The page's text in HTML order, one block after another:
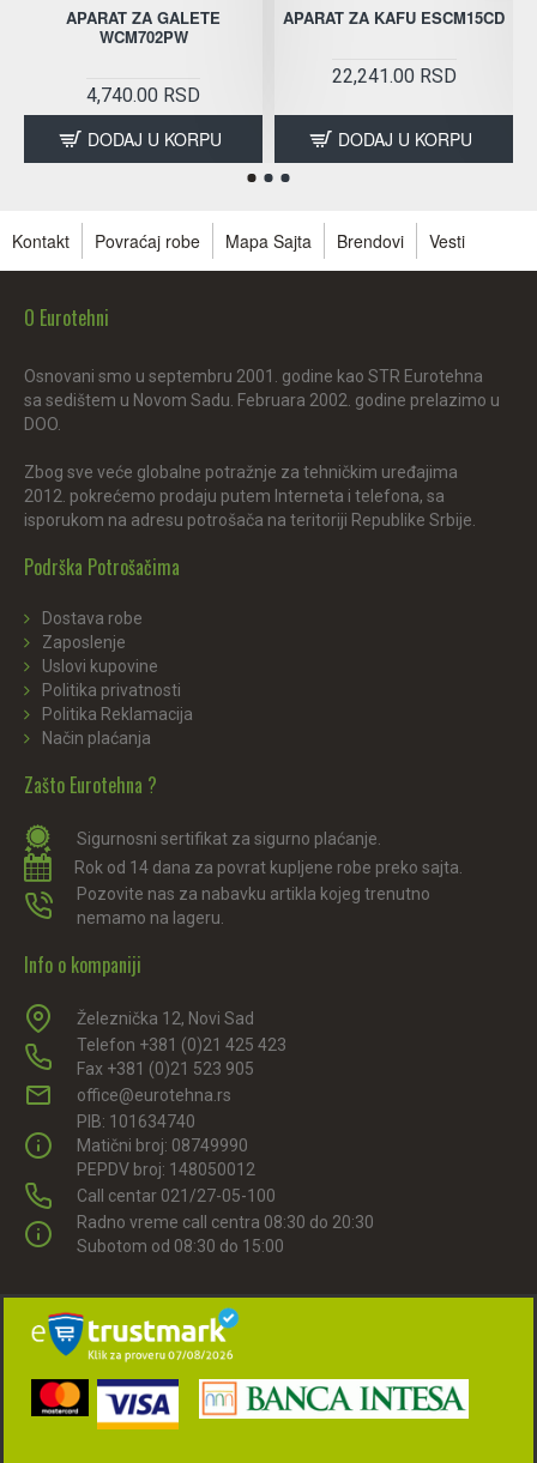
APARAT ZA GALETE
WCM702PW
4,740.00 RSD
DODAJ U KORPU
APARAT ZA KAFU ESCM15CD
22,241.00 RSD
DODAJ U KORPU
Kontakt Povraćaj robe Mapa Sajta Brendovi Vesti
O Eurotehni
Osnovani smo u septembru 2001. godine kao STR Eurotehna
sa sedištem u Novom Sadu. Februara 2002. godine prelazimo u
DOO.
Zbog sve veće globalne potražnje za tehničkim uređajima
2012. pokrećemo prodaju putem Interneta i telefona, sa
isporukom na adresu potrošača na teritoriji Republike Srbije.
Podrška Potrošačima
Dostava robe
Zaposlenje
Uslovi kupovine
Politika privatnosti
Politika Reklamacija
Način plaćanja
Zašto Eurotehna ?
Sigurnosni sertifikat za sigurno plaćanje.
Rok od 14 dana za povrat kupljene robe preko sajta.
Pozovite nas za nabavku artikla kojeg trenutno
nemamo na lageru.
Info o kompaniji
Železnička 12, Novi Sad
Telefon +381 (0)21 425 423
Fax +381 (0)21 523 905
office@eurotehna.rs
PIB: 101634740
Matični broj: 08749990
PEPDV broj: 148050012
Call centar 021/27-05-100
Radno vreme call centra 08:30 do 20:30
Subotom od 08:30 do 15:00